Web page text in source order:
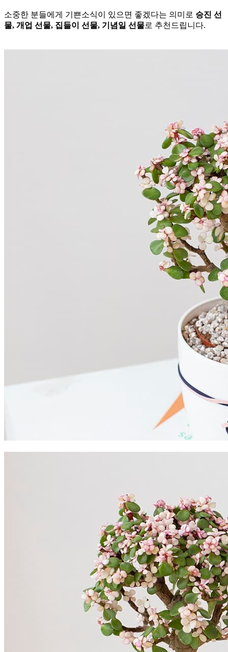
소중한 분들에게 기쁜소식이 있으면 좋겠다는 의미로 승진 선
물, 개업 선물, 집들이 선물, 기념일 선물로 추천드립니다.